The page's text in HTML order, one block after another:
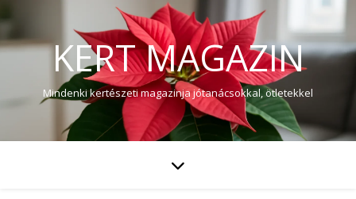
KERT MAGAZIN
Mindenki kertészeti magazinja jótanácsokkal, ötletekkel